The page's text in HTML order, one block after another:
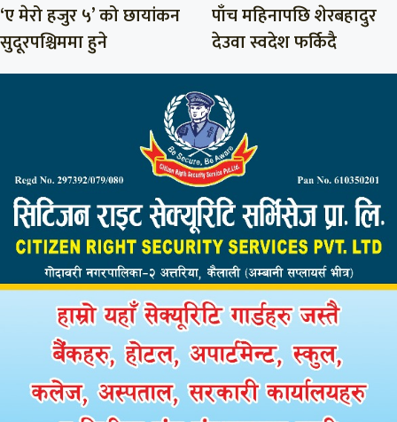
‘ए मेरो हजुर ५’ को छायांकन
सुदूरपश्चिममा हुने
पाँच महिनापछि शेरबहादुर
देउवा स्वदेश फर्किदै